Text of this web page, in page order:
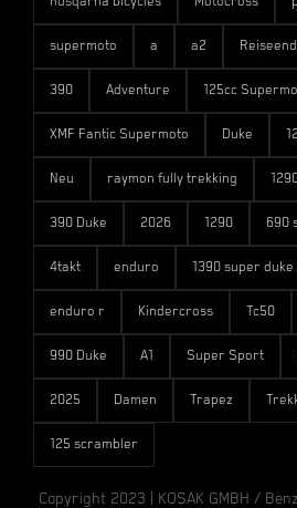
supermoto a a2
390 Adventure 125cc
XMF Fantic Supermoto Duke
Neu raymon fully trekking
390 Duke 2026 1290 690
4takt enduro 1390 super duke
enduro r Kindercross Tc50
990 Duke A1 Super Sport
2025 Damen Trapez
125 scrambler
Copyright 2023 | KOSAK GMBH /